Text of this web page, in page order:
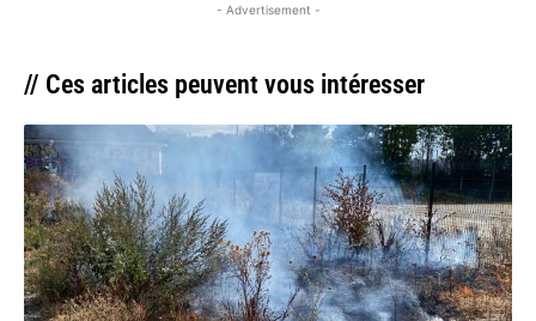
- Advertisement -
// Ces articles peuvent vous intéresser